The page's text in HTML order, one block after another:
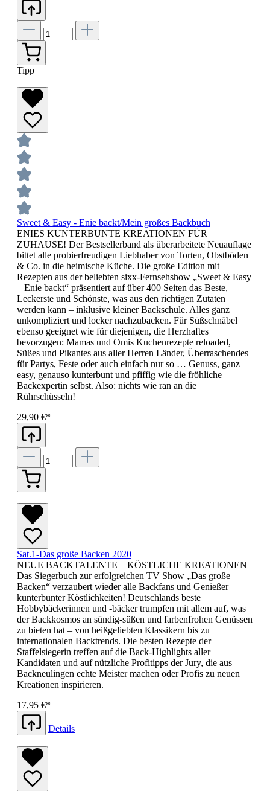
Tipp
Sweet & Easy - Enie backt/Mein großes Backbuch
ENIES KUNTERBUNTE KREATIONEN FÜR
ZUHAUSE! Der Bestsellerband als überarbeitete Neuauflage
bittet alle probierfreudigen Liebhaber von Torten, Obstböden
& Co. in die heimische Küche. Die große Edition mit
Rezepten aus der beliebten sixx-Fernsehshow „Sweet & Easy
– Enie backt“ präsentiert auf über 400 Seiten das Beste,
Leckerste und Schönste, was aus den richtigen Zutaten
werden kann – inklusive kleiner Backschule. Alles ganz
unkompliziert und locker nachzubacken. Für Süßschnäbel
ebenso geeignet wie für diejenigen, die Herzhaftes
bevorzugen: Mamas und Omis Kuchenrezepte reloaded,
Süßes und Pikantes aus aller Herren Länder, Überraschendes
für Partys, Feste oder auch einfach nur so … Genuss, ganz
easy, genauso kunterbunt und pfiffig wie die fröhliche
Backexpertin selbst. Also: nichts wie ran an die
Rührschüsseln!
29,90 €*
Sat.1-Das große Backen 2020
NEUE BACKTALENTE – KÖSTLICHE KREATIONEN
Das Siegerbuch zur erfolgreichen TV Show „Das große
Backen“ verzaubert wieder alle Backfans und Genießer
kunterbunter Köstlichkeiten! Deutschlands beste
Hobbybäckerinnen und -bäcker trumpfen mit allem auf, was
der Backkosmos an sündig-süßen und farbenfrohen Genüssen
zu bieten hat – von heißgeliebten Klassikern bis zu
internationalen Backtrends. Die besten Rezepte der
Staffelsiegerin treffen auf die Back-Highlights aller
Kandidaten und auf nützliche Profitipps der Jury, die aus
Backneulingen echte Meister machen oder Profis zu neuen
Kreationen inspirieren.
17,95 €*
Details